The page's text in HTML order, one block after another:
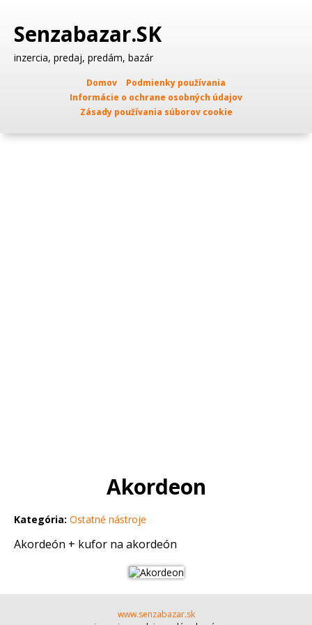
Senzabazar.SK
inzercia, predaj, predám, bazár
Domov
Podmienky používania
Informácie o ochrane osobných údajov
Zásady používania súborov cookie
Akordeon
Kategória: Ostatné nástroje
Akordeón + kufor na akordeón
www.senzabazar.sk